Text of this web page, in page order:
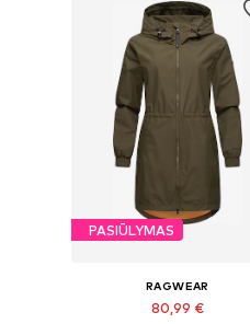
PASIŪLYMAS
RAGWEAR
80,99 €